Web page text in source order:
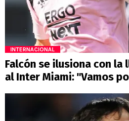
INTERNACIONAL
Falcón se ilusiona con la
al Inter Miami: "Vamos